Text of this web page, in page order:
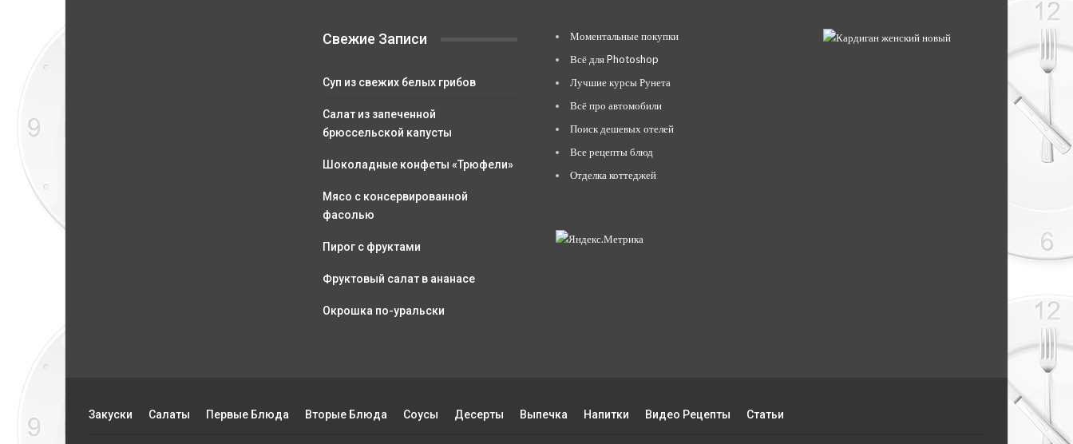
Свежие Записи
Суп из свежих белых грибов
Салат из запеченной
брюссельской капусты
Шоколадные конфеты «Трюфели»
Мясо с консервированной
фасолью
Пирог с фруктами
Фруктовый салат в ананасе
Окрошка по-уральски
Моментальные покупки
Всё для Photoshop
Лучшие курсы Рунета
Всё про автомобили
Поиск дешевых отелей
Все рецепты блюд
Отделка коттеджей
Закуски Салаты Первые Блюда Вторые Блюда Соусы Десерты Выпечка Напитки Видео Рецепты Статьи